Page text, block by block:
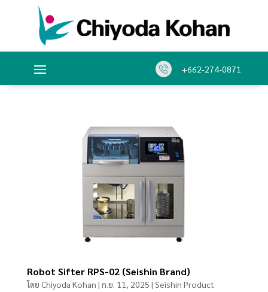
+662-274-0871
Robot Sifter RPS-02 (Seishin Brand)
โดย Chiyoda Kohan | ก.ย. 11, 2025 | Seishin Product